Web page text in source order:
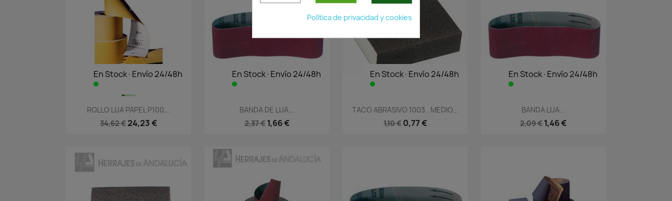
En Stock·Envío 24/48h
 Vista rápida
ROLLO LIJA PAPEL P100...
34,62 € 24,23 €
En Stock·Envío 24/48h
Vista rápida
BANDA DE LIJA...
2,37 € 1,66 €
En Stock·Envío 24/48h
Vista rápida
TACO ABRASIVO 1003.. MEDIO...
1,10 € 0,77 €
En Stock·Envío 24/48h
Vista rápida
BANDA LIJA...
2,09 € 1,46 €
Política de privacidad y cookies